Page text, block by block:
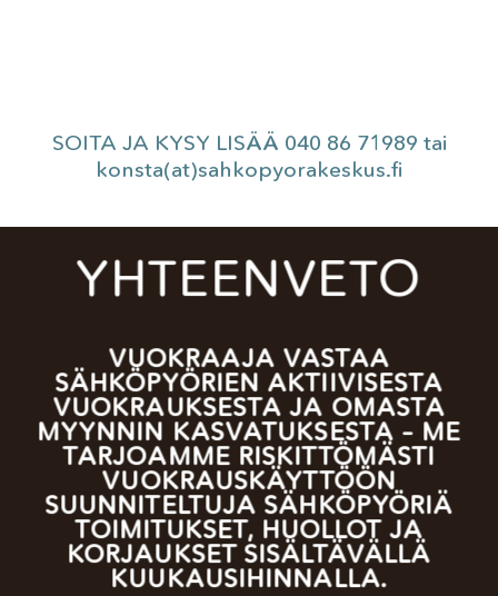
SOITA JA KYSY LISÄÄ 040 86 71989 tai
konsta(at)sahkopyorakeskus.fi
YHTEENVETO
VUOKRAAJA VASTAA
SÄHKÖPYÖRIEN AKTIIVISESTA
VUOKRAUKSESTA JA OMASTA
MYYNNIN KASVATUKSESTA – ME
TARJOAMME RISKITTÖMÄSTI
VUOKRAUSKÄYTTÖÖN
SUUNNITELTUJA SÄHKÖPYÖRIÄ
TOIMITUKSET, HUOLLOT JA
KORJAUKSET SISÄLTÄVÄLLÄ
KUUKAUSIHINNALLA.